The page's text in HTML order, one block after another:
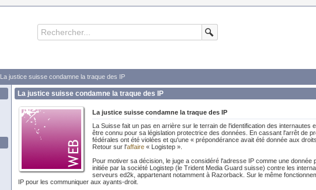
La justice suisse condamne la traque des IP
La justice suisse condamne la traque des IP
La justice suisse condamne la traque des IP
La Suisse fait un pas en arrière sur le terrain de l'identification des
être connu pour sa législation protectrice des données. En cassant l'arrêt de
fédérales ont été violées et qu'une « prépondérance avait été donnée aux
Retour sur l'affaire « Logistep ».
Pour motiver sa décision, le juge a considéré l'adresse IP comme une
initiée par la société Logistep (le Trident Media Guard suisse) contre les
serveurs ed2k, appartenant notamment à Razorback. Sur le même
IP pour les communiquer aux ayants-droit.